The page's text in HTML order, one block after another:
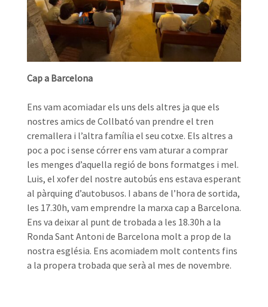
Cap a Barcelona
Ens vam acomiadar els uns dels altres ja que els
nostres amics de Collbató van prendre el tren
cremallera i l’altra família el seu cotxe. Els altres a
poc a poc i sense córrer ens vam aturar a comprar
les menges d’aquella regió de bons formatges i mel.
Luis, el xofer del nostre autobús ens estava esperant
al pàrquing d’autobusos. I abans de l’hora de sortida,
les 17.30h, vam emprendre la marxa cap a Barcelona.
Ens va deixar al punt de trobada a les 18.30h a la
Ronda Sant Antoni de Barcelona molt a prop de la
nostra església. Ens acomiadem molt contents fins
a la propera trobada que serà al mes de novembre.